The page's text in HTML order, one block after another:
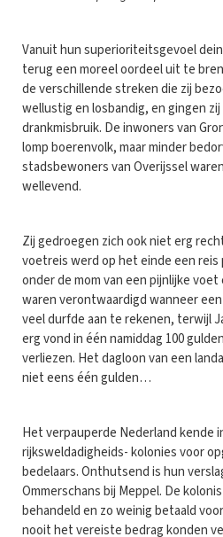
Vanuit hun superioriteitsgevoel
terug een moreel oordeel uit te
de verschillende streken die zij
wellustig en losbandig, en gingen
drankmisbruik. De inwoners van
lomp boerenvolk, maar minder
stadsbewoners van Overijssel
wellevend.
Zij gedroegen zich ook niet erg
voetreis werd op het einde een
onder de mom van een pijnlijke
waren verontwaardigd wanneer
veel durfde aan te rekenen, terwijl
erg vond in één namiddag 100
verliezen. Het dagloon van een
niet eens één gulden…
Het verpauperde Nederland kende
rijksweldadigheids- kolonies voor
bedelaars. Onthutsend is hun
Ommerschans bij Meppel. De
behandeld en zo weinig betaald
nooit het vereiste bedrag konden